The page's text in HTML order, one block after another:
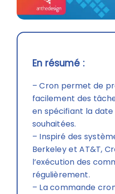
En résumé :
– Cron permet de
facilement des
en spécifiant la date
souhaitées.
– Inspiré des
Berkeley et AT&T,
l’exécution des
régulièrement.
– La commande